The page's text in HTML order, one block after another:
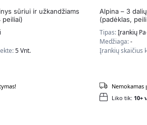
sūriui ir užkandžiams
peiliai)
5 Vnt.
Alpina – 3
(padėklas,
Tipas:Įrankių
Medžiaga:-
Įrankių skaičius
Liko tik: 10+
Nemokamas